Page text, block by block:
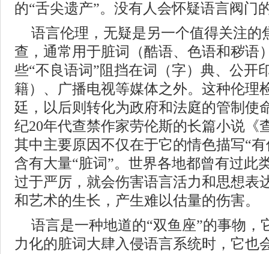
的“舌尖遗产”。没有人会怀疑语言阀门
语言伦理，无疑是另一个值得关注的
查，通常用于脏词（酷语、色语和秽语
些“不良语词”阻挡在词（字）典、公开
籍）、广播电视等媒体之外。这种伦理
廷，以后则转化为政府和法庭的管制使
纪20年代查禁作家劳伦斯的长篇小说《
其中主要原因不仅在于它的情色描写“
含有大量“脏词”。世界各地都曾有过此
过于严厉，就会伤害语言活力和思想表
和艺术的生长，产生难以估量的伤害。
语言是一种地道的“双鱼座”的事物，
力化的脏词大肆入侵语言系统时，它也